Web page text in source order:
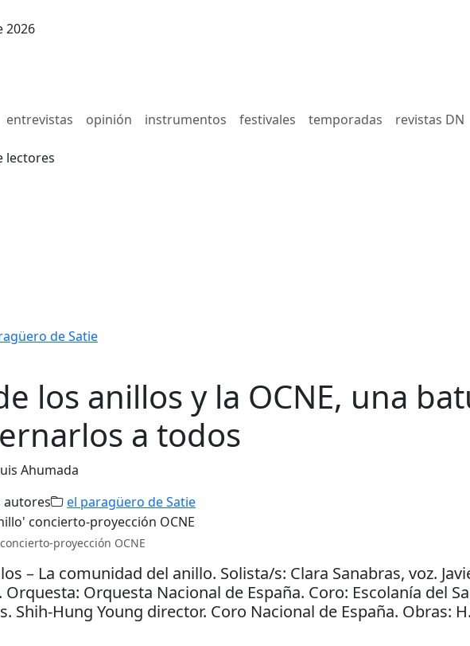
2026
entrevistas opinión instrumentos festivales temporadas revistas DN
lectores
de Satie
los anillos y la OCNE, una
a todos
Ahumada
autores el paragüero de Satie
proyección OCNE
– La comunidad del anillo. Solista/s: Clara Sanabras, voz.
Orquesta Nacional de España. Coro: Escolanía del
Shih-Hung Young director. Coro Nacional de España. Obras: